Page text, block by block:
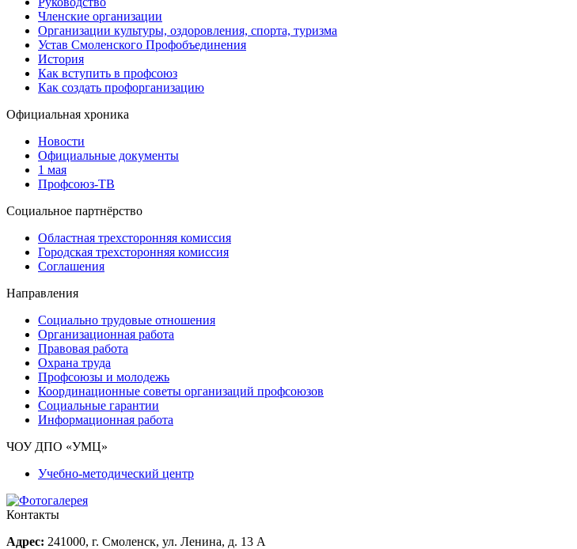
Членские организации
Организации культуры, оздоровления, спорта, туризма
Устав Смоленского Профобъединения
История
Как вступить в профсоюз
Как создать профорганизацию
Официальная хроника
Новости
Официальные документы
1 мая
Профсоюз-ТВ
Социальное партнёрство
Областная трехсторонняя комиссия
Городская трехсторонняя комиссия
Соглашения
Направления
Социально трудовые отношения
Организационная работа
Правовая работа
Охрана труда
Профсоюзы и молодежь
Координационные советы организаций профсоюзов
Социальные гарантии
Информационная работа
ЧОУ ДПО «УМЦ»
Учебно-методический центр
Контакты
Адрес: 241000, г. Смоленск, ул. Ленина, д. 13 А